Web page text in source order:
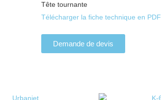
Tête tournante
Télécharger la fiche technique en PDF
Demande de devis